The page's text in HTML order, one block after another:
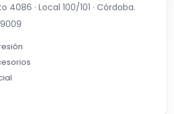
4086 · Local 100/101 · Córdoba.